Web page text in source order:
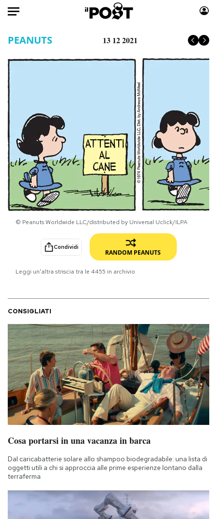
HOME
Tecnologia
Internet
Scienza
Cultura
Economia
Sport
Moda
Libri
Consumismi
Storie/Idee
Ok Boomer!
Media
Europa
Altrecose
Mondiali calcio 2026
PODCAST
NEWSLETTER
I MIEI PREFERITI
SHOP
CALENDARIO
AREA PERSONALE
Area Personale
Notifiche mobile
Regala il Post
Hai bisogno di aiuto?
Esci
PEANUTS 13 12 2021
© Peanuts Worldwide LLC/distributed by Universal Uclick/ILPA
Condividi
RANDOM PEANUTS
Leggi un'altra striscia tra le 4455 in archivio
CONSIGLIATI
Cosa portarsi in una vacanza in barca
Dal caricabatterie solare allo shampoo biodegradabile: una lista di
oggetti utili a chi si approccia alle prime esperienze lontano dalla
terraferma